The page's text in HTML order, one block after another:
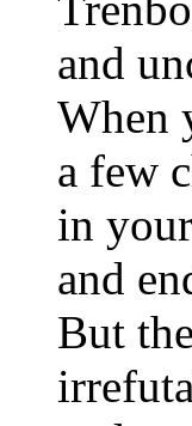
and
When
a few
in
and
But